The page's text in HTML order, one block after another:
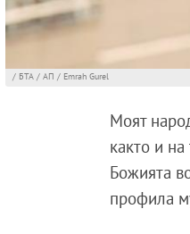
/ БТА / АП / Emrah Gurel
Моят
както и на
Божията
профила